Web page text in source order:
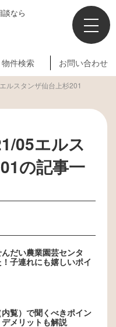
なら
物件検索 お問い合わせ
ルスタンザ仙台上杉201
05エルス
の記事一
だい農業園芸センタ
子連れにも嬉しいポイ
覧）で聞くべきポイン
メリットも解説